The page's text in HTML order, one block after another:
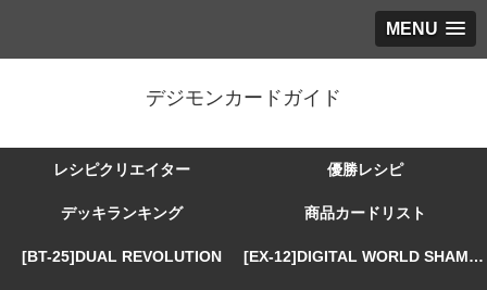
MENU
デジモンカードガイド
レシピクリエイター 優勝レシピ
デッキランキング 商品カードリスト
[BT-25]DUAL REVOLUTION [EX-12]DIGITAL WORLD SHAMBALA